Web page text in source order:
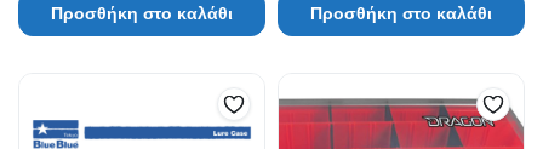
Προσθήκη στο καλάθι Προσθήκη στο καλάθι